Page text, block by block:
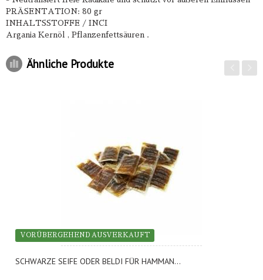
PRÄSENTATION: 80 gr
INHALTSSTOFFE / INCI
Argania Kernöl , Pflanzenfettsäuren .
Ähnliche Produkte
SCHWARZE SEIFE ODER BELDI FÜR HAMMAN...
VORÜBERGEHEND AUSVERKAUFT